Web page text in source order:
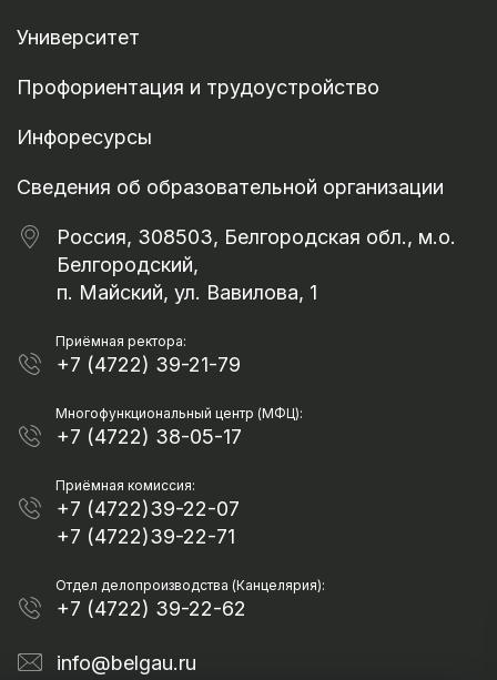
Университет
Профориентация и трудоустройство
Инфоресурсы
Сведения об образовательной организации
Россия, 308503, Белгородская обл., м.о.
Белгородский,
п. Майский, ул. Вавилова, 1
Приёмная ректора:
+7 (4722) 39-21-79
Многофункциональный центр (МФЦ):
+7 (4722) 38-05-17
Приёмная комиссия:
+7 (4722)39-22-07
+7 (4722)39-22-71
Отдел делопроизводства (Канцелярия):
+7 (4722) 39-22-62
info@belgau.ru